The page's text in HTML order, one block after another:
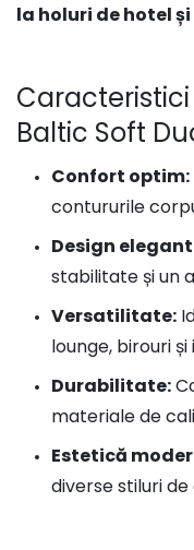
la holuri de hotel
Baltic Soft
Confort optim:
contururile
Design
stabilitate și un
Versatilitate:
lounge, birouri
Durabilitate:
materiale de
Estetică
diverse stiluri